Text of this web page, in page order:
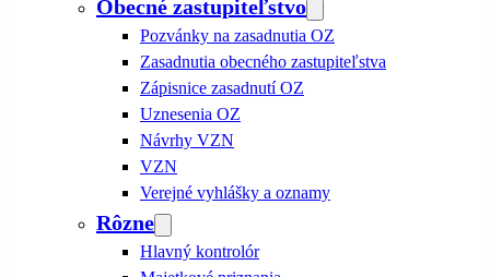
Obecné zastupiteľstvo
Pozvánky na zasadnutia OZ
Zasadnutia obecného zastupiteľstva
Zápisnice zasadnutí OZ
Uznesenia OZ
Návrhy VZN
VZN
Verejné vyhlášky a oznamy
Rôzne
Hlavný kontrolór